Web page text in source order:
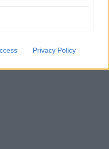
Privacy Policy